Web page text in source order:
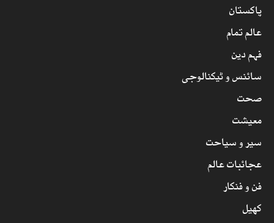
پاکستان
عالم تمام
فہم دین
سائنس و ٹیکنالوجی
صحت
معیشت
سیر و سیاحت
عجائبات عالم
فن و فنکار
کھیل